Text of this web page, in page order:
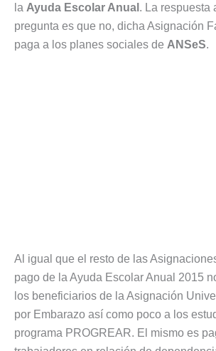
la Ayuda Escolar Anual . La respuesta
pregunta es que no, dicha Asignación
paga a los planes sociales de ANSeS.
Al igual que el resto de las
pago de la Ayuda Escolar Anual 2015
los beneficiarios de la Asignación
por Embarazo así como poco a los
programa PROGREAR. El mismo es